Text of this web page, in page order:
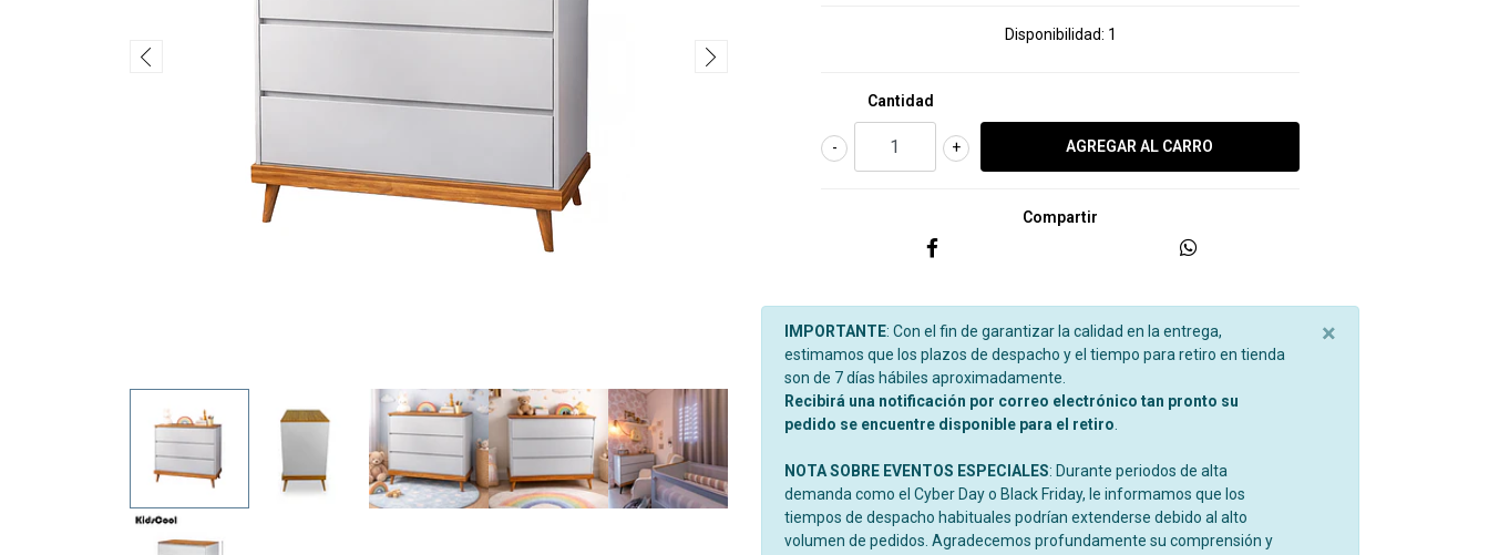
Disponibilidad: 1
Cantidad
+
-
Compartir
IMPORTANTE: Con el fin de garantizar la calidad en la entrega,
estimamos que los plazos de despacho y el tiempo para retiro en tienda
son de 7 días hábiles aproximadamente.
Recibirá una notificación por correo electrónico tan pronto su
pedido se encuentre disponible para el retiro
NOTA SOBRE EVENTOS ESPECIALES: Durante periodos de alta
demanda como el Cyber Day o Black Friday, le informamos que los
tiempos de despacho habituales podrían extenderse debido al alto
volumen de pedidos. Agradecemos profundamente su comprensión y
×